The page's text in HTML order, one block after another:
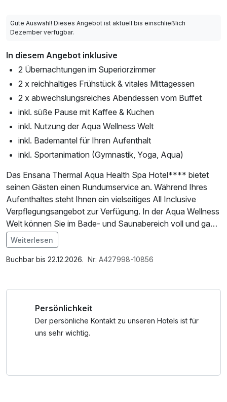
Gute Auswahl! Dieses Angebot ist aktuell bis einschließlich
Dezember verfügbar.
In diesem Angebot inklusive
2 Übernachtungen im Superiorzimmer
2 x reichhaltiges Frühstück & vitales Mittagessen
2 x abwechslungsreiches Abendessen vom Buffet
inkl. süße Pause mit Kaffee & Kuchen
inkl. Nutzung der Aqua Wellness Welt
inkl. Bademantel für Ihren Aufenthalt
inkl. Sportanimation (Gymnastik, Yoga, Aqua)
Das Ensana Thermal Aqua Health Spa Hotel**** bietet
seinen Gästen einen Rundumservice an. Während Ihres
Aufenthaltes steht Ihnen ein vielseitiges All Inclusive
Verpflegungsangebot zur Verfügung. In der Aqua Wellness
Welt können Sie im Bade- und Saunabereich voll und ganz
entspannen und wenn Sie doch ein wenig aktiver sein
möchten, können Sie beim Sportprogramm des Hotels
mitmachen.
07:00-10:00 Uhr - reichhaltiges Frühstücksangebot
10:00-15:00 Uhr - Kräutertees & Obst
Weiterlesen
Buchbar bis 22.12.2026. Nr: A427998-10856
Persönlichkeit
Der persönliche Kontakt zu unseren Hotels ist für
uns sehr wichtig.